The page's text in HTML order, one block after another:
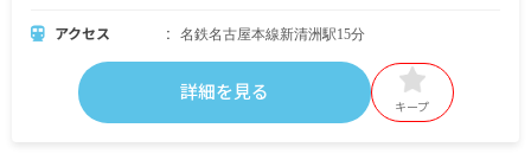
アクセス 名鉄名古屋本線新清洲駅15分
詳細を見る
キープ